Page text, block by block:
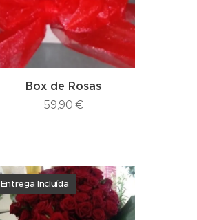
Box de Rosas
59,90 €
Entrega Incluída